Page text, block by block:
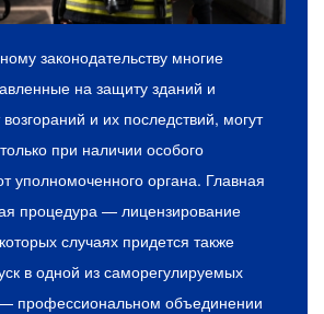
законодательству многие
на защиту зданий и
и их последствий, могут
при наличии особого
уполномоченного органа. Главная
процедура — лицензирование
случаях придется также
в одной из саморегулируемых
профессиональном объединении